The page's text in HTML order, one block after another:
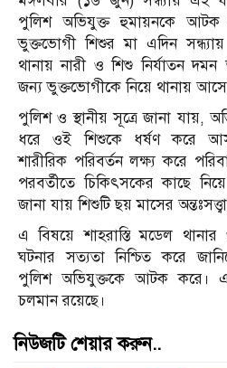
পুলিশ অভিযুক্ত হুমায়নকে আটক
ভুক্তভোগী শিশুর মা এদিন সন্ধ্যায়
থানায় নারী ও শিশু নির্যাতন
জন্য ভুক্তভোগীকে নিয়ে থানায়
পুলিশ ও স্থানীয় সূত্রে জানা যায়,
ধরে ওই শিশুকে ধর্ষণ করে
শারীরিক পরিবর্তন লক্ষ্য করে
পরবর্তীতে চিকিৎসকের কাছে
জানা যায় শিশুটি ছয় মাসের
এ বিষয়ে শাহরাস্তি মডেল
ঘটনার সত্যতা নিশ্চিত করে
পুলিশ অভিযুক্তকে আটক করে। এ
চলমান রয়েছে।
নিউজটি শেয়ার করুন..